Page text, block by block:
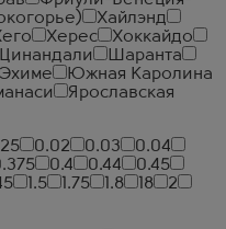
Хайлэнд
Херес
Хоккайдо
Цинандали
Шаранта
Эхиме
Южная Каролина
Ярославская
0.02 0.03
0.04
0.4 0.44
0.45
1.5 1.75 1.8 18
2